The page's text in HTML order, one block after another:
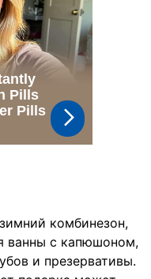
комбинезон,
ванны с капюшоном,
и презервативы.